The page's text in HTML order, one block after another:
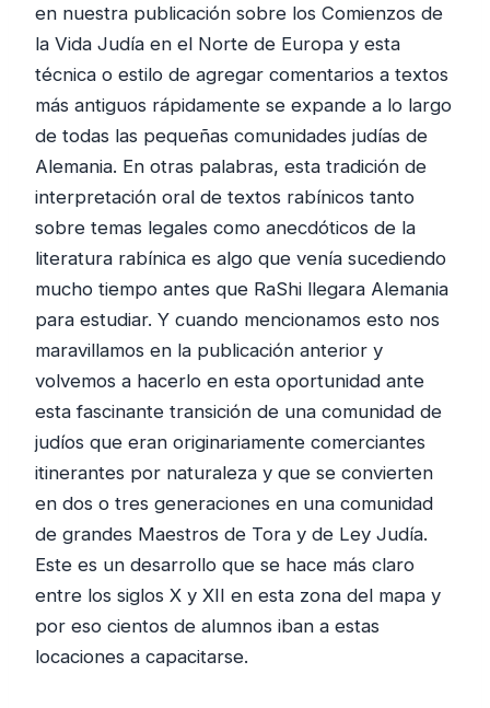
en nuestra publicación sobre los Comienzos de
la Vida Judía en el Norte de Europa y esta
técnica o estilo de agregar comentarios a textos
más antiguos rápidamente se expande a lo largo
de todas las pequeñas comunidades judías de
Alemania. En otras palabras, esta tradición de
interpretación oral de textos rabínicos tanto
sobre temas legales como anecdóticos de la
literatura rabínica es algo que venía sucediendo
mucho tiempo antes que RaShi llegara Alemania
para estudiar. Y cuando mencionamos esto nos
maravillamos en la publicación anterior y
volvemos a hacerlo en esta oportunidad ante
esta fascinante transición de una comunidad de
judíos que eran originariamente comerciantes
itinerantes por naturaleza y que se convierten
en dos o tres generaciones en una comunidad
de grandes Maestros de Tora y de Ley Judía.
Este es un desarrollo que se hace más claro
entre los siglos X y XII en esta zona del mapa y
por eso cientos de alumnos iban a estas
locaciones a capacitarse.